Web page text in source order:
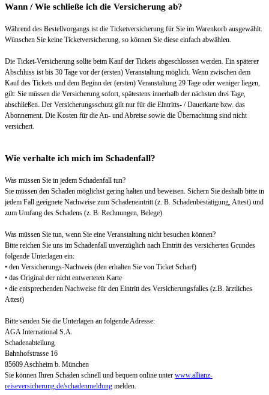
Wann / Wie schließe ich die Versicherung ab?
Während des Bestellvorgangs ist die Ticketversicherung für Sie im Warenkorb ausgewählt.
Wünschen Sie keine Ticketversicherung, so können Sie diese einfach abwählen.
Die Ticket-Versicherung sollte beim Kauf der Tickets abgeschlossen werden. Ein späterer
Abschluss ist bis 30 Tage vor der (ersten) Veranstaltung möglich. Wenn zwischen dem
Kauf des Tickets und dem Beginn der (ersten) Veranstaltung 29 Tage oder weniger liegen,
gilt: Sie müssen die Versicherung sofort, spätestens innerhalb der nächsten drei Tage,
abschließen. Der Versicherungsschutz gilt nur für die Eintritts- / Dauerkarte bzw. das
Abonnement. Die Kosten für die An- und Abreise sowie die Übernachtung sind nicht
versichert.
Wie verhalte ich mich im Schadenfall?
Was müssen Sie in jedem Schadenfall tun?
Sie müssen den Schaden möglichst gering halten und beweisen. Sichern Sie deshalb bitte in
jedem Fall geeignete Nachweise zum Schadeneintritt (z. B. Schadenbestätigung, Attest) und
zum Umfang des Schadens (z. B. Rechnungen, Belege).
Was müssen Sie tun, wenn Sie eine Veranstaltung nicht besuchen können?
Bitte reichen Sie uns im Schadenfall unverzüglich nach Eintritt des versicherten Grundes
folgende Unterlagen ein:
• den Versicherungs-Nachweis (den erhalten Sie von Ticket Scharf)
• das Original der nicht entwerteten Karte
• die entsprechenden Nachweise für den Eintritt des Versicherungsfalles (z.B. ärztliches
Attest)
Bitte senden Sie die Unterlagen an folgende Adresse:
AGA International S.A.
Schadenabteilung
Bahnhofstrasse 16
85609 Aschheim b. München
Sie können Ihren Schaden schnell und bequem online unter www.allianz-
reiseversicherung.de/schadenmeldung melden.